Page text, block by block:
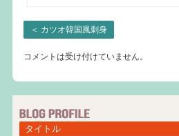
＜ カツオ韓国風刺身
コメントは受け付けていません。
タイトル